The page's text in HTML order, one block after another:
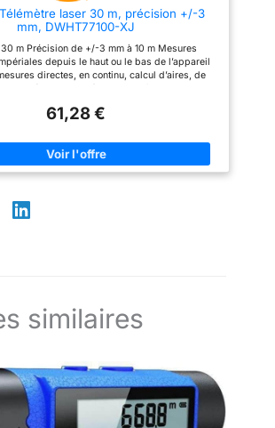
Télémètre laser 30 m, précision +/-3
mm, DWHT77100-XJ
m Précision de +/-3 mm à 10 m Mesures
depuis le haut ou le bas de l’appareil
directes, en continu, calcul d’aires, de
(2 et 3 points), Additions/Soustractions –
noires pour plus de lisibilité même dans un
61,28 €
similaires